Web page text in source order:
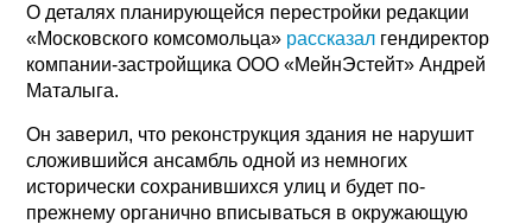
О деталях планирующейся перестройки редакции
«Московского комсомольца» рассказал гендиректор
компании-застройщика ООО «МейнЭстейт» Андрей
Маталыга.
Он заверил, что реконструкция здания не нарушит
сложившийся ансамбль одной из немногих
исторически сохранившихся улиц и будет по-
прежнему органично вписываться в окружающую